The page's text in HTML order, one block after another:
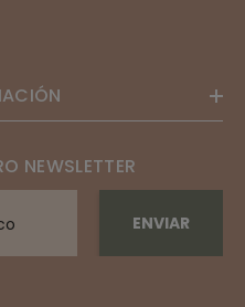
NEWSLETTER
ENVIAR